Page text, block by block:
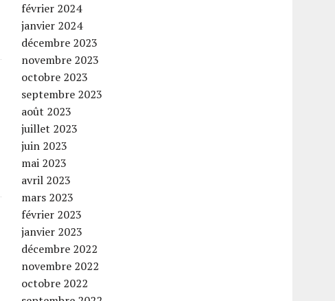
février 2024
janvier 2024
décembre 2023
novembre 2023
octobre 2023
septembre 2023
août 2023
juillet 2023
juin 2023
mai 2023
avril 2023
mars 2023
février 2023
janvier 2023
décembre 2022
novembre 2022
octobre 2022